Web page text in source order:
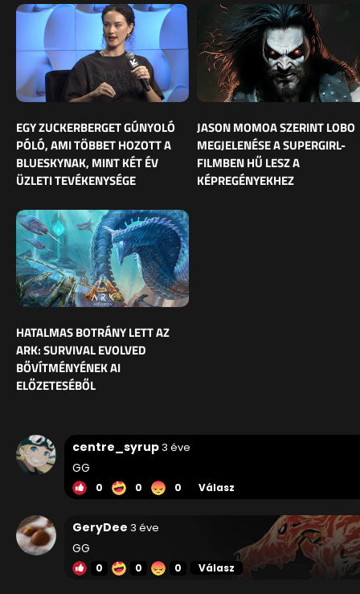
EGY ZUCKERBERGET GÚNYOLÓ
PÓLÓ, AMI TÖBBET HOZOTT A
BLUESKYNAK, MINT KÉT ÉV
ÜZLETI TEVÉKENYSÉGE
JASON MOMOA SZERINT LOBO
MEGJELENÉSE A SUPERGIRL-
FILMBEN HŰ LESZ A
KÉPREGÉNYEKHEZ
HATALMAS BOTRÁNY LETT AZ
ARK: SURVIVAL EVOLVED
BŐVÍTMÉNYÉNEK AI
ELŐZETESÉBŐL
centre_syrup3 éve
GG
0 0 0 Válasz
GeryDee 3 éve
GG
0 0 0 Válasz